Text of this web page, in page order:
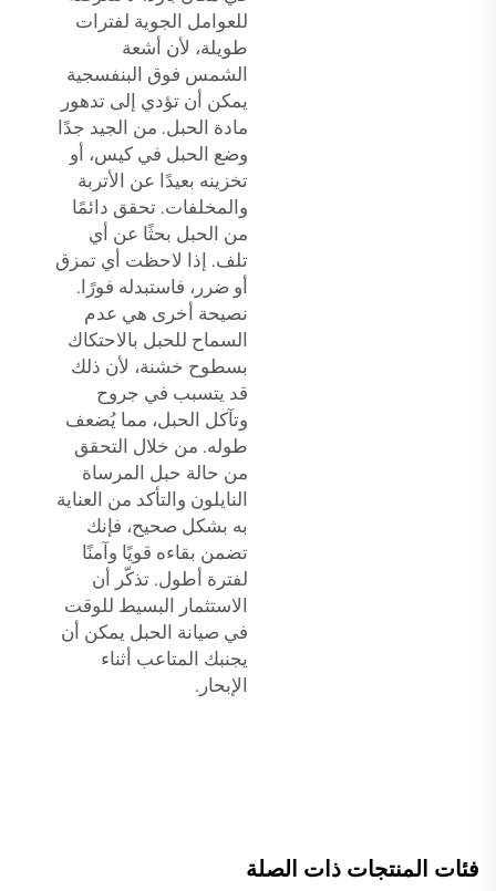
للعوامل الجوية لفترات
طويلة، لأن أشعة
الشمس فوق البنفسجية
يمكن أن تؤدي إلى تدهور
مادة الحبل. من الجيد جدًا
وضع الحبل في كيس، أو
تخزينه بعيدًا عن الأتربة
والمخلفات. تحقق دائمًا
من الحبل بحثًا عن أي
تلف. إذا لاحظت أي تمزق
أو ضرر، فاستبدله فورًا.
نصيحة أخرى هي عدم
السماح للحبل بالاحتكاك
بسطوح خشنة، لأن ذلك
قد يتسبب في جروح
وتآكل الحبل، مما يُضعف
طوله. من خلال التحقق
من حالة حبل المرساة
النايلون والتأكد من العناية
به بشكل صحيح، فإنك
تضمن بقاءه قويًا وآمنًا
لفترة أطول. تذكّر أن
الاستثمار البسيط للوقت
في صيانة الحبل يمكن أن
يجنبك المتاعب أثناء
الإبحار.
فئات المنتجات ذات الصلة